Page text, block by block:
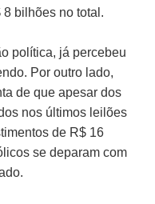
bilhões no total.
política, já percebeu
Por outro lado,
de que apesar dos
nos últimos leilões
de R$ 16
se deparam com